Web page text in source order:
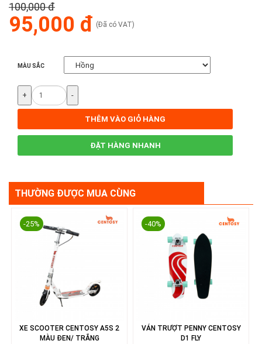
100,000 đ
95,000 đ (Đã có VAT)
MÀU SẮC
+ -
THÊM VÀO GIỎ HÀNG
ĐẶT HÀNG NHANH
THƯỜNG ĐƯỢC MUA CÙNG
-25%
XE SCOOTER CENTOSY A5S 2
MÀU ĐEN/ TRẮNG
-40%
VÁN TRƯỢT PENNY CENTOSY
D1 FLY